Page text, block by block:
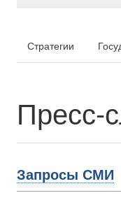
Стратегии
Пресс-
Запросы СМИ